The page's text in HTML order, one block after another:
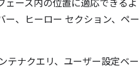
ェース内の位置に適応できるよ
ー、ヒーロー セクション、ペー
テナクエリ、ユーザー設定ベー